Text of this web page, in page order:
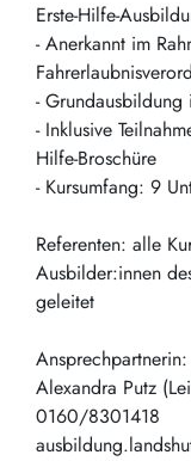
Erste-Hilfe-
- Anerkannt im
-
- Inklusive
Hilfe-Broschüre
- Kursumfang: 9
Referenten: alle
Ausbilder:innen
geleitet
Ansprechpartnerin:
Alexandra Putz
0160/8301418